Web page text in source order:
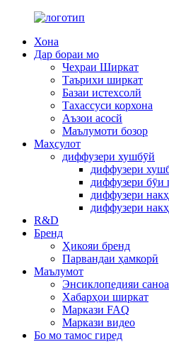
Хона
Дар бораи мо
Чеҳраи Ширкат
Таърихи ширкат
Базаи истехсолй
Тахассуси корхона
Аъзои асосй
Маълумоти бозор
Маҳсулот
диффузери хушбӯй
диффузери
диффузери
диффузери
диффузери
R&D
Бренд
Ҳикояи бренд
Парвандаи ҳамкорӣ
Маълумот
Энсиклопедияи
Хабарҳои ширкат
Маркази FAQ
Маркази видео
Бо мо тамос гиред